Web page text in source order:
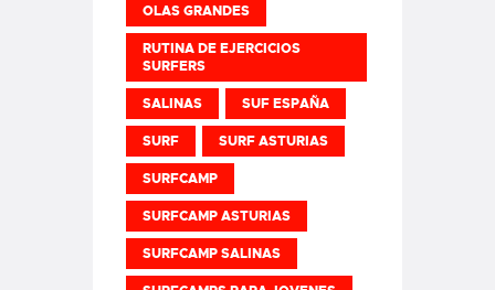
OLAS GRANDES
RUTINA DE EJERCICIOS
SURFERS
SALINAS SUF ESPAÑA
SURF SURF ASTURIAS
SURFCAMP
SURFCAMP ASTURIAS
SURFCAMP SALINAS